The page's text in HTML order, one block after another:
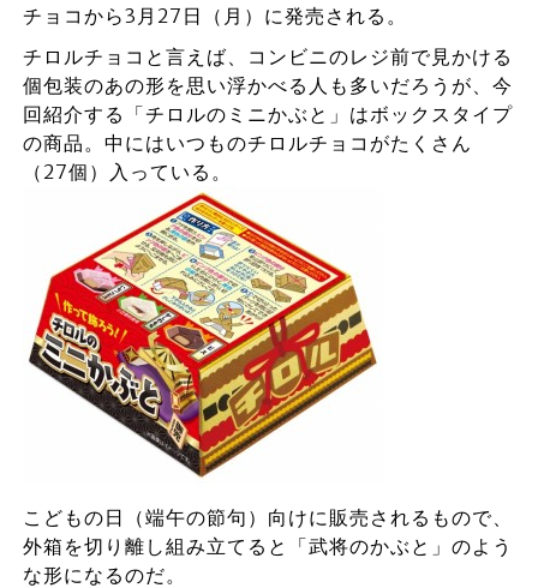
チョコから3月27日（月）に発売される。
チロルチョコと言えば、コンビニのレジ前で見かける
個包装のあの形を思い浮かべる人も多いだろうが、今
回紹介する「チロルのミニかぶと」はボックスタイプ
の商品。中にはいつものチロルチョコがたくさん
（27個）入っている。
こどもの日（端午の節句）向けに販売されるもので、
外箱を切り離し組み立てると「武将のかぶと」のよう
な形になるのだ。